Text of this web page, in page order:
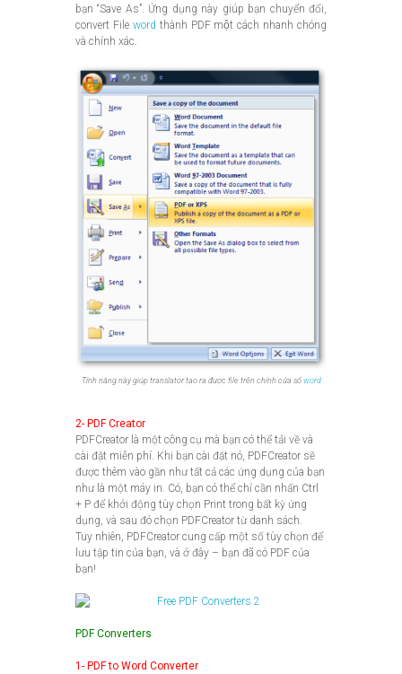
bạn “Save As”. Ứng dụng này giúp bạn chuyển đổi,
convert File word thành PDF một cách nhanh chóng
và chính xác.
Tính năng này giúp translator tạo ra được file trên chính cửa sổ word
2- PDF Creator
PDFCreator là một công cụ mà bạn có thể tải về và
cài đặt miễn phí. Khi bạn cài đặt nó, PDFCreator sẽ
được thêm vào gần như tất cả các ứng dụng của bạn
như là một máy in. Có, bạn có thể chỉ cần nhấn Ctrl
+ P để khởi động tùy chọn Print trong bất kỳ ứng
dụng, và sau đó chọn PDFCreator từ danh sách.
Tuy nhiên, PDFCreator cung cấp một số tùy chọn để
lưu tập tin của bạn, và ở đây – bạn đã có PDF của
bạn!
PDF Converters
1- PDF to Word Converter